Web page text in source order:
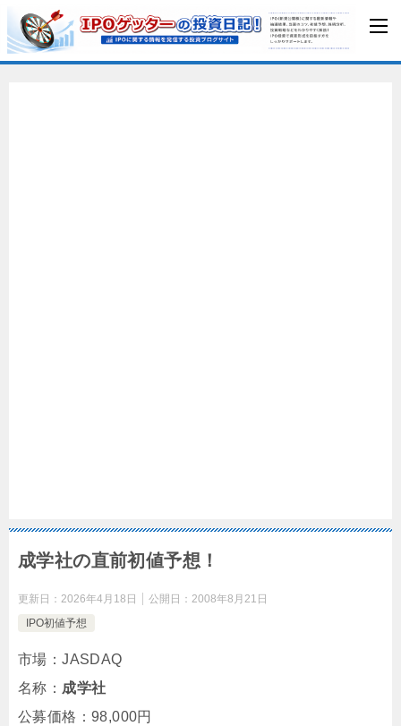
成学社の直前初値予想！
更新日： 2026年4月18日 公開日： 2008年8月21日
IPO初値予想
市場：JASDAQ
名称： 成学社
公募価格：98,000円